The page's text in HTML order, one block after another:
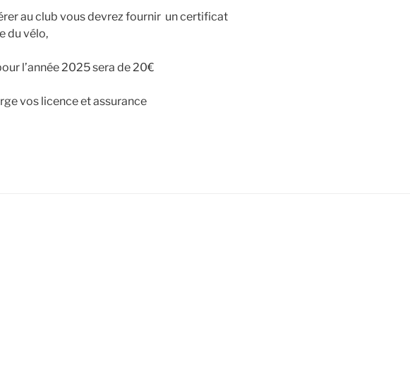
au club vous devrez fournir un certificat
du vélo,
l’année 2025 sera de 20€
vos licence et assurance